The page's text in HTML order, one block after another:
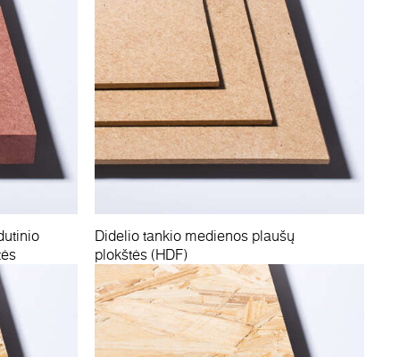
Didelio tankio medienos plaušų
plokštės (HDF)